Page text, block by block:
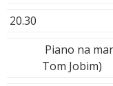
20.30
Piano na
Tom Jobim)